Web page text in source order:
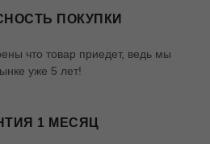
ПОКУПКИ
что товар приедет, ведь мы
уже 5 лет!
1 МЕСЯЦ